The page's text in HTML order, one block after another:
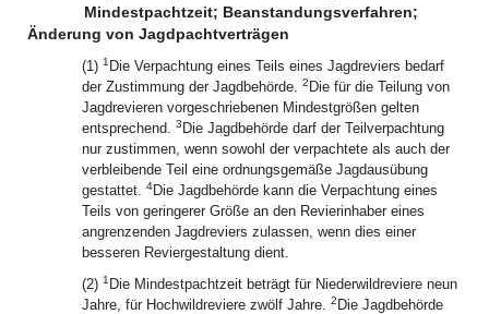
Mindestpachtzeit; Beanstandungsverfahren;
Änderung von Jagdpachtverträgen
(1) 1 Die Verpachtung eines Teils eines Jagdreviers bedarf
der Zustimmung der Jagdbehörde. 2 Die für die Teilung von
Jagdrevieren vorgeschriebenen Mindestgrößen gelten
entsprechend. 3 Die Jagdbehörde darf der Teilverpachtung
nur zustimmen, wenn sowohl der verpachtete als auch der
verbleibende Teil eine ordnungsgemäße Jagdausübung
gestattet. 4Die Jagdbehörde kann die Verpachtung eines
Teils von geringerer Größe an den Revierinhaber eines
angrenzenden Jagdreviers zulassen, wenn dies einer
besseren Reviergestaltung dient.
(2) 1 Die Mindestpachtzeit beträgt für Niederwildreviere neun
Jahre, für Hochwildreviere zwölf Jahre. 2 Die Jagdbehörde